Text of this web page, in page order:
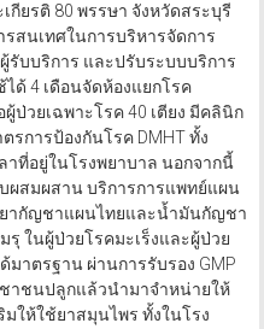
ยรติ 80 พรรษา จังหวัดสระบุรี
รสนเทศในการบริหารจัดการ
บบริการ และปรับระบบบริการ
ด้ 4 เดือนจัดห้องแยกโรค
ป่วยเฉพาะโรค 40 เตียง มีคลินิก
รการป้องกันโรค DMHT ทั้ง
าที่อยู่ในโรงพยาบาล นอกจากนี้
ผสมผสาน บริการการแพทย์แผน
ากัญชาแผนไทยและน้ำมันกัญชา
รุ ในผู้ป่วยโรคมะเร็งและผู้ป่วย
าตรฐาน ผ่านการรับรอง GMP
าชนปลูกแล้วนำมาจำหน่ายให้